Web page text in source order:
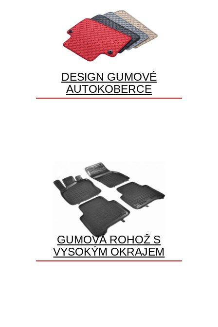
DESIGN GUMOVÉ
AUTOKOBERCE
GUMOVÁ ROHOŽ S
VYSOKÝM OKRAJEM